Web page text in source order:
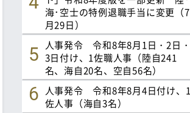
海･空士の特例退職手当に変更（7
月29日）
人事発令 令和8年8月1日・2日・
3日付け、1佐職人事（陸自241
名、海自20名、空自56名）
人事発令 令和8年8月4日付け、1
佐人事（海自3名）